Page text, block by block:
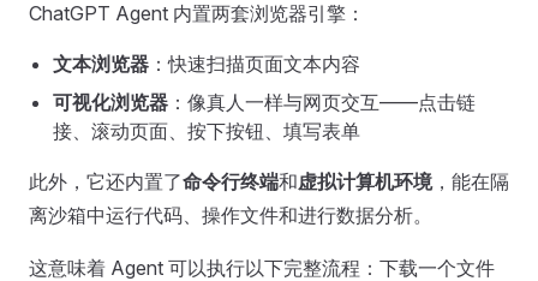
ChatGPT Agent 内置两套浏览器引擎：
文本浏览器 ：快速扫描页面文本内容
可视化浏览器 ：像真人一样与网页交互——点击链
接、滚动页面、按下按钮、填写表单
此外，它还内置了命令行终端和虚拟计算机环境，能在隔
离沙箱中运行代码、操作文件和进行数据分析。
这意味着 Agent 可以执行以下完整流程：下载一个文件